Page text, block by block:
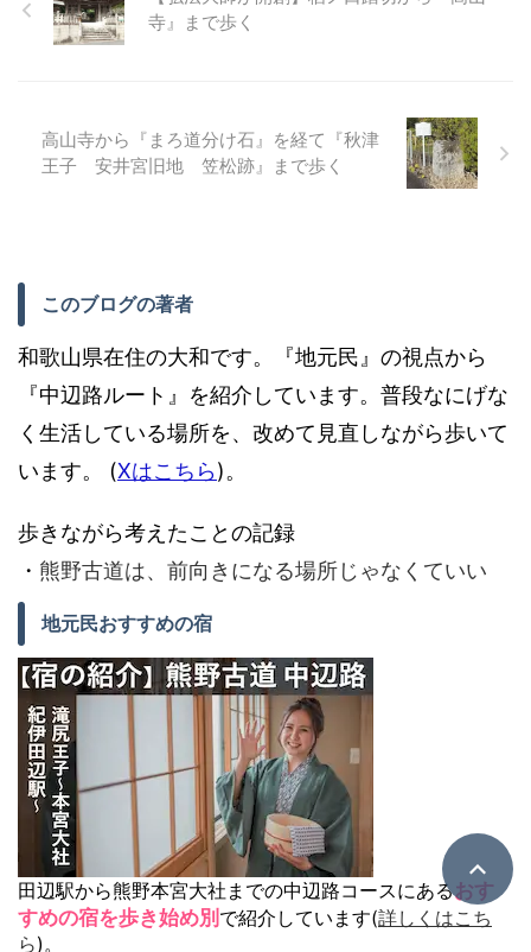
寺』まで歩く
高山寺から『まろ道分け石』を経て『秋津
王子 安井宮旧地 笠松跡』まで歩く
このブログの著者
和歌山県在住の大和です。『地元民』の視点から
『中辺路ルート』を紹介しています。普段なにげな
く生活している場所を、改めて見直しながら歩いて
います。 (Xはこちら)。
歩きながら考えたことの記録
・ 熊野古道は、前向きになる場所じゃなくていい
地元民おすすめの宿
田辺駅から熊野本宮大社までの中辺路コースにあるおす
すめの宿を歩き始め別 で紹介しています(詳しくはこち
ら)。